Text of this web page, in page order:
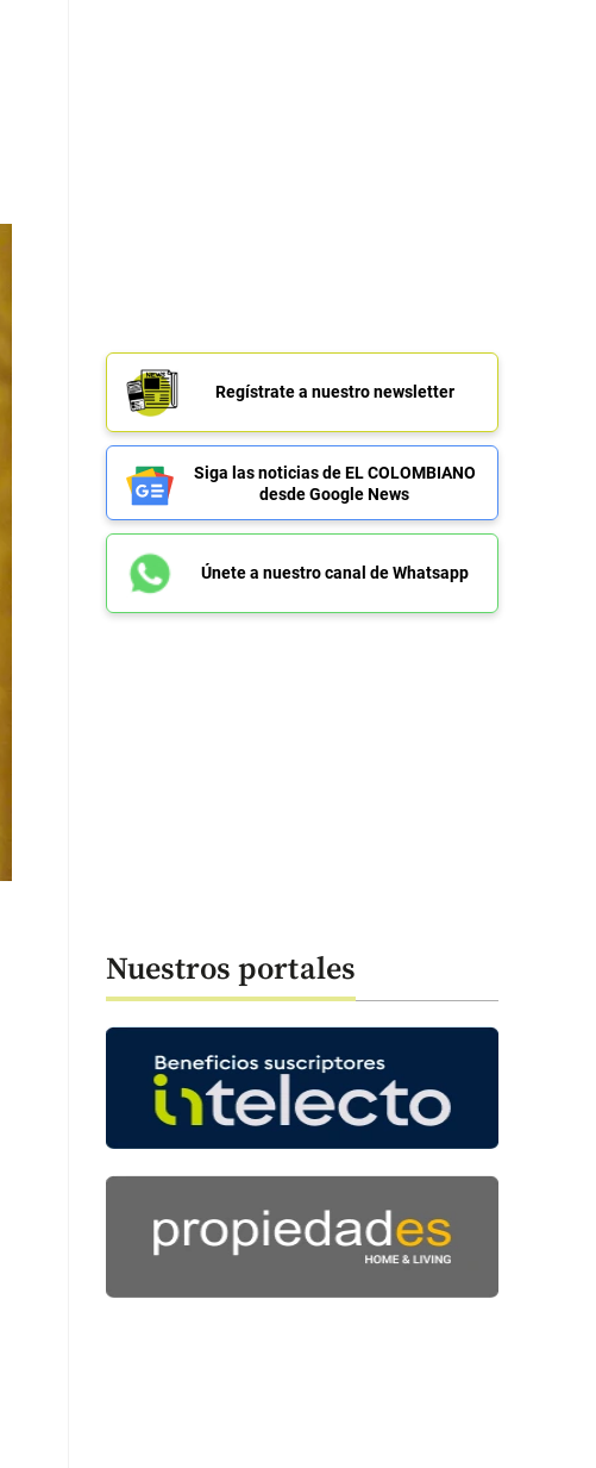
Regístrate a nuestro newsletter
Siga las noticias de EL COLOMBIANO
desde Google News
Únete a nuestro canal de Whatsapp
Nuestros portales